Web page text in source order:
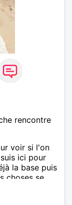
rencontre
voir si l'on
ici pour
la base puis
choses se